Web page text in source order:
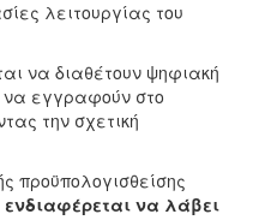
λειτουργίας του
να διαθέτουν ψηφιακή
εγγραφούν στο
την σχετική
προϋπολογισθείσης
να λάβει